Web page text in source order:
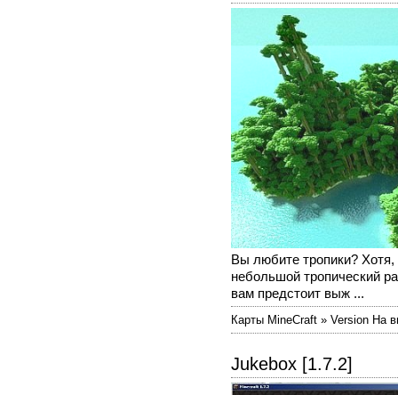
Вы любите тропики?
небольшой тропический
вам предстоит выж ...
Карты MineCraft » Version На
Jukebox [1.7.2]